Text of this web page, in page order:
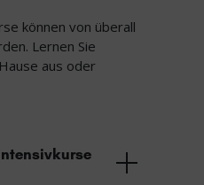
können von überall
Lernen Sie
aus oder